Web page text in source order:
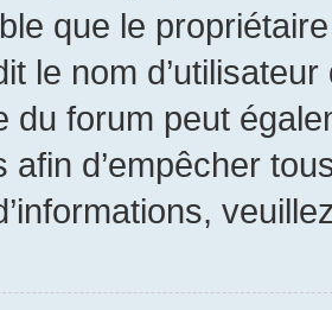
que le
le nom
du forum peut
afin d’empêcher